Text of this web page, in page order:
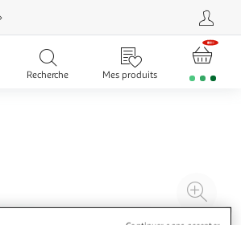
Recherche Mes produits